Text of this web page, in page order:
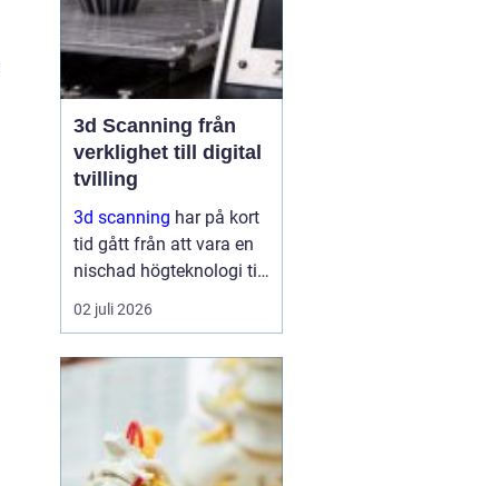
3d Scanning från
verklighet till digital
tvilling
3d scanning har på kort
tid gått från att vara en
nischad högteknologi till
ett praktiskt verktyg för
företag, fastighetsägare
verkligheten med laser
och kamera skapas...
02 juli 2026